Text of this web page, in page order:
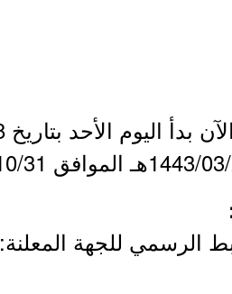
الرسمي للجهة المعلنة: